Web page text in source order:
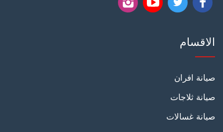
تابعنا
فيسبوك
تابعنا تابعنا تابعنا
الاقسام
صيانة افران
صيانة ثلاجات
صيانة غسالات